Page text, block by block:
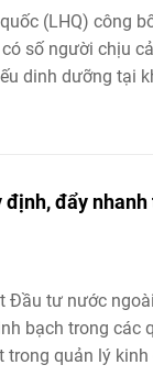
(LHQ) công
số người chịu
dinh dưỡng tại
đẩy
Đầu tư nước
bạch trong các
quản lý kinh